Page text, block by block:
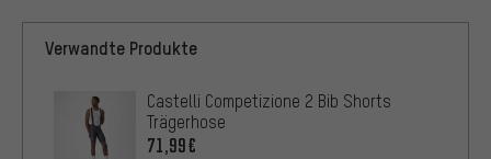
Verwandte Produkte
Castelli Competizione 2 Bib Shorts
Trägerhose
71,99€